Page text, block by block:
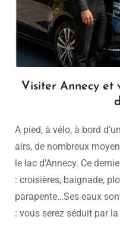
Visiter Annecy et
A pied, à vélo, à bord
airs, de nombreux
le lac d’Annecy. Ce
: croisières, baignade,
parapente…Ses eaux
: vous serez séduit par